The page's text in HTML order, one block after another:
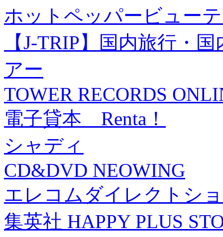
ホットペッパービュー
【J-TRIP】国内旅行・
アー
TOWER RECORDS
電子貸本 Renta！
シャディ
CD&DVD NEOWING
エレコムダイレクトシ
集英社 HAPPY PLUS